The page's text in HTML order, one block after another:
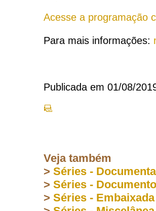
Acesse a programação
Para mais informações:
Publicada em 01/08/
Veja também
> Séries -
> Séries -
> Séries -